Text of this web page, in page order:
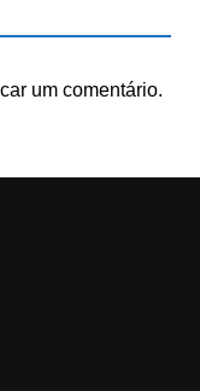
um comentário.